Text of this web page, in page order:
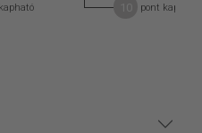
pont kapható